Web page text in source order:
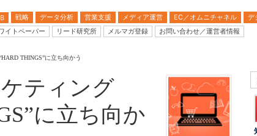
戦略 データ分析 営業支援 メディア運営 EC／オムニチャネル デ
イトペーパー
リード研究所 メルマガ登録 お問い合わせ／運営者情報
THINGS”に立ち向かう
ティング
に立ち向か